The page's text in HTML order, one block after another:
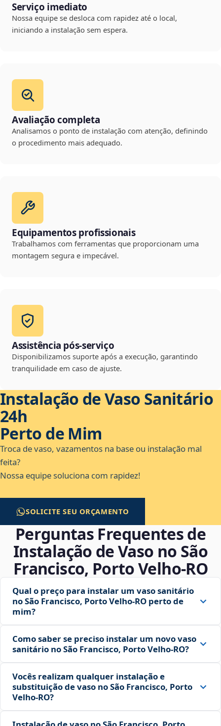
Serviço imediato
Nossa equipe se desloca com rapidez até o local,
iniciando a instalação sem espera.
Avaliação completa
Analisamos o ponto de instalação com atenção, definindo
o procedimento mais adequado.
Equipamentos profissionais
Trabalhamos com ferramentas que proporcionam uma
montagem segura e impecável.
Assistência pós-serviço
Disponibilizamos suporte após a execução, garantindo
tranquilidade em caso de ajuste.
Instalação de Vaso Sanitário
24h
Perto de Mim
Troca de vaso, vazamentos na base ou instalação mal
feita?
Nossa equipe soluciona com rapidez!
SOLICITE SEU ORÇAMENTO
Perguntas Frequentes de
Instalação de Vaso no São
Francisco, Porto Velho‑RO
Qual o preço para instalar um vaso sanitário
no São Francisco, Porto Velho‑RO perto de
mim?
Como saber se preciso instalar um novo vaso
sanitário no São Francisco, Porto Velho‑RO?
Vocês realizam qualquer instalação e
substituição de vaso no São Francisco, Porto
Velho‑RO?